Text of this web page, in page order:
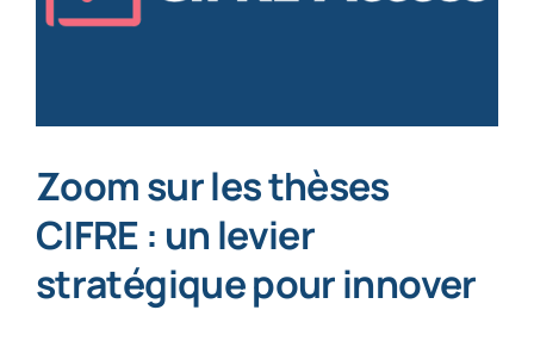
Zoom sur les thèses
CIFRE : un levier
stratégique pour innover